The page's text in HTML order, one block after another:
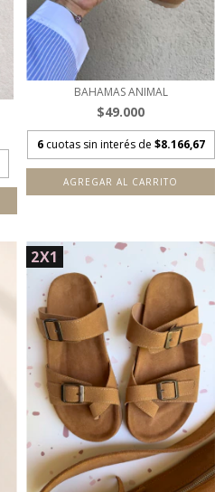
BAHAMAS ANIMAL
$49.000
6 cuotas sin interés de $8.166,67
AGREGAR AL CARRITO
2X1